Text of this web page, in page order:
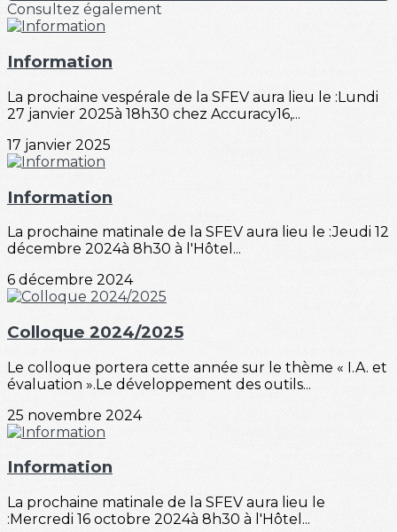
Consultez également
Information
La prochaine vespérale de la SFEV aura lieu le :Lundi
27 janvier 2025à 18h30 chez Accuracy16,...
17 janvier 2025
Information
La prochaine matinale de la SFEV aura lieu le :Jeudi 12
décembre 2024à 8h30 à l'Hôtel...
6 décembre 2024
Colloque 2024/2025
Le colloque portera cette année sur le thème « I.A. et
évaluation ».Le développement des outils...
25 novembre 2024
Information
La prochaine matinale de la SFEV aura lieu le
:Mercredi 16 octobre 2024à 8h30 à l'Hôtel...